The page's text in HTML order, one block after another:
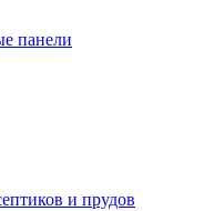
панели
и прудов